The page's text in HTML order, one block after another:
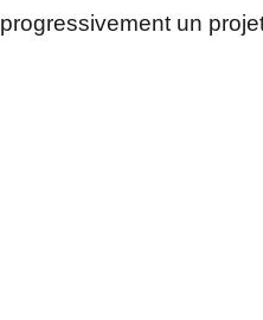
un